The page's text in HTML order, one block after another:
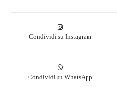
Condividi su Instagram
Condividi su WhatsApp